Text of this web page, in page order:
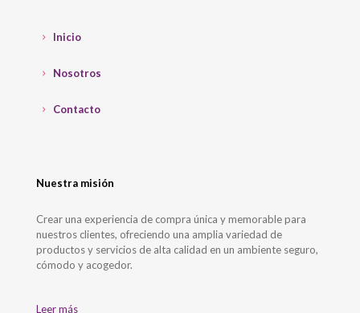
Inicio
Nosotros
Contacto
Nuestra misión
Crear una experiencia de compra única y memorable para
nuestros clientes, ofreciendo una amplia variedad de
productos y servicios de alta calidad en un ambiente seguro,
cómodo y acogedor.
Leer más